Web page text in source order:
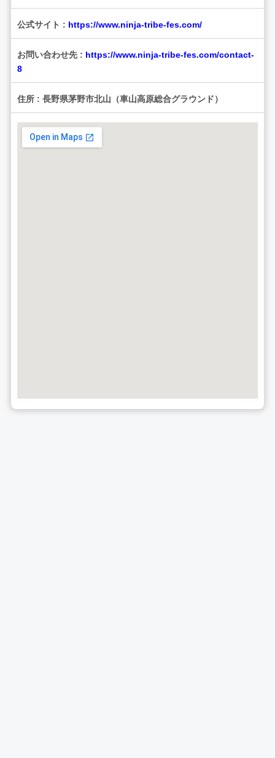
公式サイト : https://www.ninja-tribe-fes.com/
お問い合わせ先 : https://www.ninja-tribe-fes.com/contact-
8
住所 : 長野県茅野市北山（車山高原総合グラウンド）